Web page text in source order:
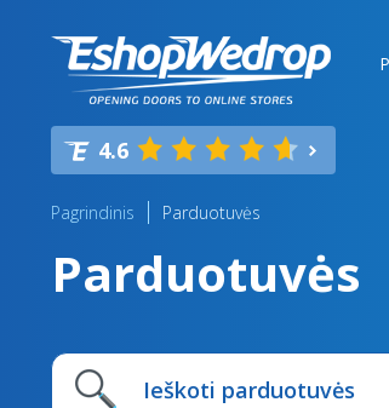
4.6
Pagrindinis Parduotuvės
Parduotuvės